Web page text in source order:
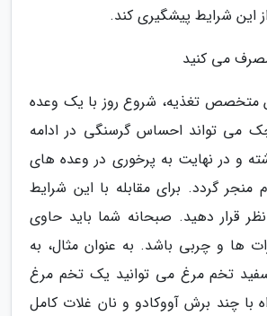
این شرایط پیشگیری کند.
می کنید
متخصص تغذیه، شروع روز با یک وعده
می تواند احساس گرسنگی در ادامه
و در نهایت به پرخوری در وعده های
منجر گردد. برای مقابله با این شرایط
قرار دهید. صبحانه شما باید حاوی
ها و چربی باشد. به عنوان مثال، به
تخم مرغ می توانید یک تخم مرغ
با چند برش آووکادو و نان غلات کامل